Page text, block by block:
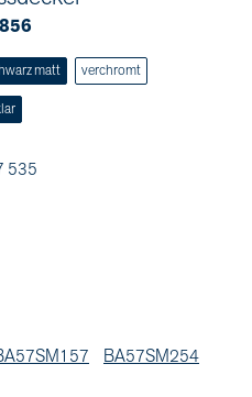
matt verchromt
535
BA57SM254